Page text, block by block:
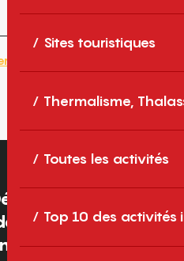
Sites touristiques
Thermalisme,
Toutes les activités
Top 10 des activités
une erreur
Pyrénées-